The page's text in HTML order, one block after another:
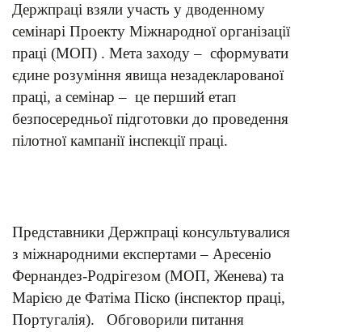
Держпраці взяли участь у дводенному
семінарі Проекту Міжнародної організації
праці (МОП) . Мета заходу – сформувати
єдине розуміння явища незадекларованої
праці, а семінар – це перший етап
безпосередньої підготовки до проведення
пілотної кампанії інспекції праці.
Представники Держпраці консультувалися
з міжнародними експертами – Аресеніо
Фернандез-Родрігезом (МОП, Женева) та
Марією де Фатіма Піско (інспектор праці,
Португалія). Обговорили питання